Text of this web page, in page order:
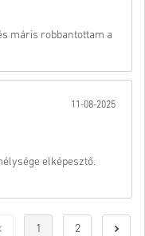
máris robbantottam a
11-08-2025
elképesztő.
1 2